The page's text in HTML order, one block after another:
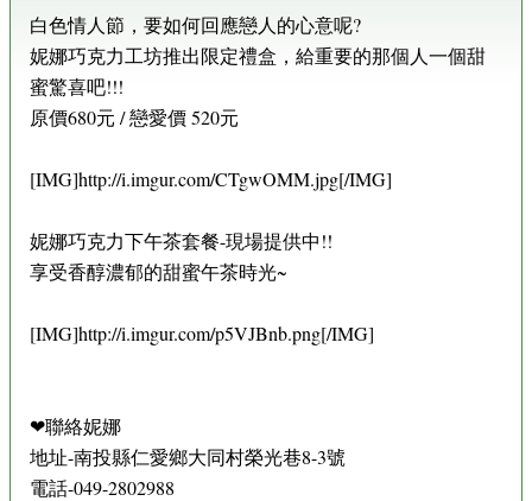
白色情人節，要如何回應戀人的心意呢?
妮娜巧克力工坊推出限定禮盒，給重要的那個人一個甜
蜜驚喜吧!!!
原價680元 / 戀愛價 520元
[IMG]http://i.imgur.com/CTgwOMM.jpg[/IMG]
妮娜巧克力下午茶套餐-現場提供中!!
享受香醇濃郁的甜蜜午茶時光~
[IMG]http://i.imgur.com/p5VJBnb.png[/IMG]
❤聯絡妮娜
地址-南投縣仁愛鄉大同村榮光巷8-3號
電話-049-2802988